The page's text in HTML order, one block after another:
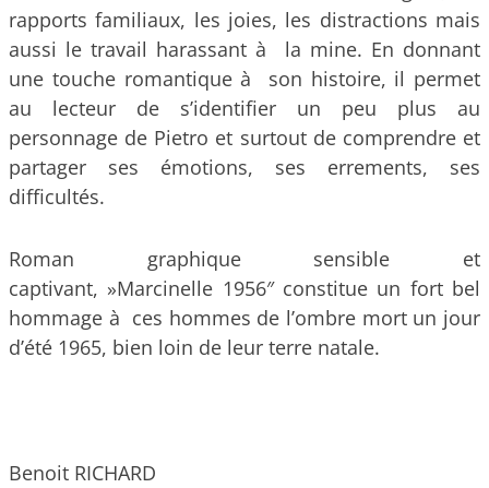
rapports familiaux, les joies, les distractions mais
aussi le travail harassant à la mine. En donnant
une touche romantique à son histoire, il permet
au lecteur de s’identifier un peu plus au
personnage de Pietro et surtout de comprendre et
partager ses émotions, ses errements, ses
difficultés.
Roman graphique sensible et
captivant, »Marcinelle 1956″ constitue un fort bel
hommage à ces hommes de l’ombre mort un jour
d’été 1965, bien loin de leur terre natale.
Benoit RICHARD